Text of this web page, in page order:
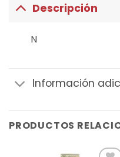
Descripción
N
Información
PRODUCTOS